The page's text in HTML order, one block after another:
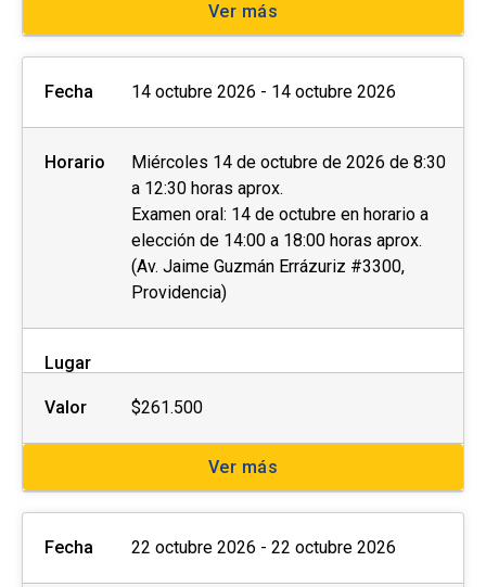
Ver más
Fecha 14 octubre 2026 - 14 octubre 2026
Horario
Miércoles 14 de octubre de 2026 de 8:30
a 12:30 horas aprox.
Examen oral: 14 de octubre en horario a
elección de 14:00 a 18:00 horas aprox.
(Av. Jaime Guzmán Errázuriz #3300,
Providencia)
Lugar
Valor $261.500
Ver más
Fecha 22 octubre 2026 - 22 octubre 2026